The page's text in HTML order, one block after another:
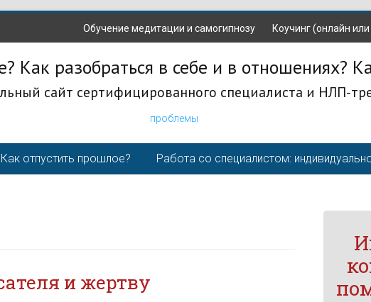
Обучение медитации и самогипнозу Коучинг (онлайн
Как разобраться в себе и в отношениях?
сайт сертифицированного специалиста и НЛП-
проблемы
Как отпустить прошлое? Работа со специалистом:
и жертву